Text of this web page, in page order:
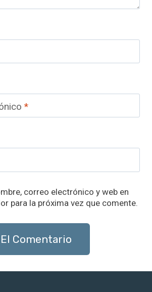
*
correo electrónico y web en
para la próxima vez que comente.